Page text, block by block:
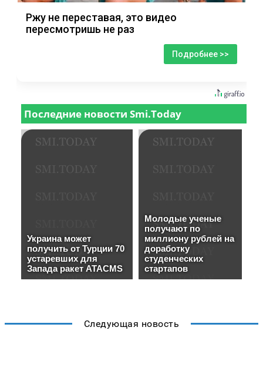
Ржу не переставая, это видео
пересмотришь не раз
Подробнее >>
Следующая новость